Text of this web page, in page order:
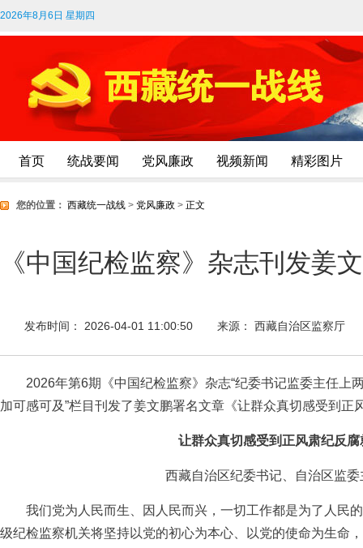
2026年8月6日 星期四
首页 统战要闻 党风廉政 视频新闻 精彩图片
您的位置： 西藏统一战线 > 党风廉政 > 正文
《中国纪检监察》杂志刊发姜
发布时间： 2026-04-01 11:00:50 来源： 西藏自治区监察厅
2026年第6期《中国纪检监察》杂志“纪委书记监委主任
加可感可及”栏目刊发了姜文鹏署名文章《让群众真切感受到正
让群众真切感受到正风肃纪反腐
西藏自治区纪委书记、自治区监
我们党为人民而生、因人民而兴，一切工作都是为了人民的
级纪检监察机关将坚持以党的初心为本心、以党的使命为生命